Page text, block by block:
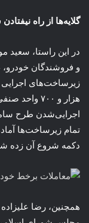
گلایه‌ها از راه
در این راستا، سعید
زیرساخت‌های
هزار و ۷۰۰
اجرایی‌شدن طرح
تمام زیرساخت‌ها
دکمه شروع آن زده
همچنین، رضا